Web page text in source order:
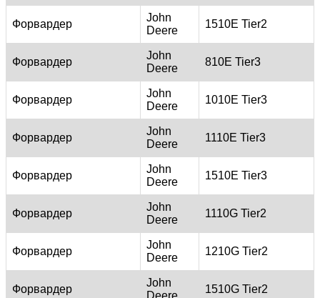
Форвардер
John
Deere
1510E Tier2
Форвардер
John
Deere
810E Tier3
Форвардер
John
Deere
1010E Tier3
Форвардер
John
Deere
1110E Tier3
Форвардер
John
Deere
1510E Tier3
Форвардер
John
Deere
1110G Tier2
Форвардер
John
Deere
1210G Tier2
Форвардер
John
1510G Tier2